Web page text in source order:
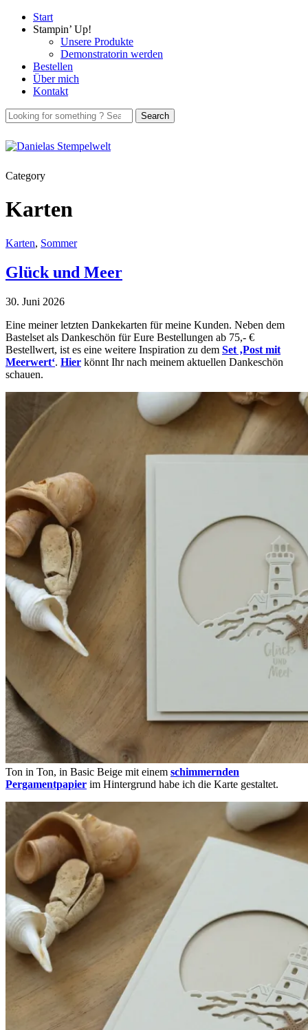
Start
Stampin’ Up!
Unsere Produkte
Demonstratorin werden
Bestellen
Über mich
Kontakt
Category
Karten
Karten, Sommer
Glück und Meer
30. Juni 2026
Eine meiner letzten Dankekarten für meine Kunden. Neben dem
Bastelset als Dankeschön für Eure Bestellungen ab 75,- €
Bestellwert, ist es eine weitere Inspiration zu dem Set ‚Post mit
Meerwert‘. Hier könnt Ihr nach meinem aktuellen Dankeschön
schauen.
Ton in Ton, in Basic Beige mit einem schimmernden
Pergamentpapier im Hintergrund habe ich die Karte gestaltet.